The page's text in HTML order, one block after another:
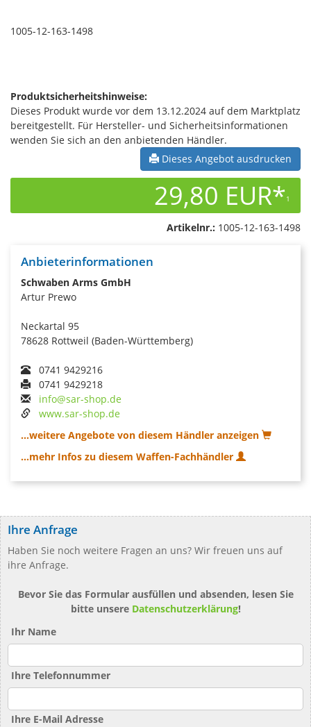
1005-12-163-1498
Produktsicherheitshinweise:
Dieses Produkt wurde vor dem 13.12.2024 auf dem Marktplatz
bereitgestellt. Für Hersteller- und Sicherheitsinformationen
wenden Sie sich an den anbietenden Händler.
Dieses Angebot ausdrucken
29,80 EUR*1
Artikelnr.: 1005-12-163-1498
Anbieterinformationen
Schwaben Arms GmbH
Artur Prewo
Neckartal 95
78628 Rottweil (Baden-Württemberg)
0741 9429216
0741 9429218
info@sar-shop.de
www.sar-shop.de
...weitere Angebote von diesem Händler anzeigen
...mehr Infos zu diesem Waffen-Fachhändler
Ihre Anfrage
Haben Sie noch weitere Fragen an uns? Wir freuen uns auf
ihre Anfrage.
Bevor Sie das Formular ausfüllen und absenden, lesen Sie
bitte unsere Datenschutzerklärung!
Ihr Name
Ihre Telefonnummer
Ihre E-Mail Adresse